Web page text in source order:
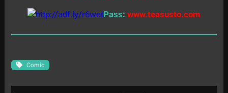
Pass: www.teasusto.com
Comic